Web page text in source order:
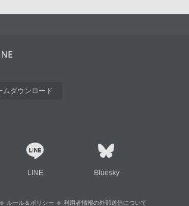
ムダウンロード
LINE Bluesky
ルール＆ポリシー 利用者情報の外部送信について